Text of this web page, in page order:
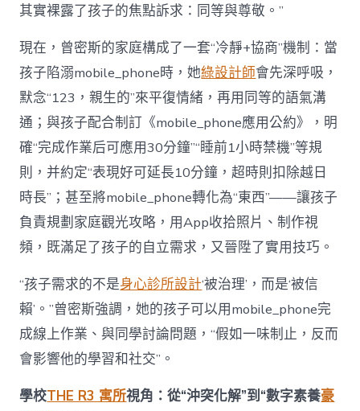
其實裸露了孩子的焦點訴求：同等與尊敬。”
現在，曾密斯的家庭構成了一套“冷靜+協商”機制：當
孩子陷溺mobile_phone時，她綠設計師會先深呼吸，
默念“123，親生的”來平復情緒，再用同等的語氣溝
通；與孩子配合制訂《mobile_phone應用公約》，明
確“完成作業后可應用30分鐘”“睡前1小時禁機”等規
則，并約定“表現好可延長10分鐘，超時則扣除越日
時長”；甚至將mobile_phone轉化為“東西”——讓孩子
負責規劃家庭觀光攻略，用App收拾照片、制作視
頻，既滿足了孩子的自立需求，又晉陞了實用技巧。
“孩子需求的不是身心診所設計‘被治理’，而是‘被信
賴’。”曾密斯強調，她的孩子可以用mobile_phone完
成線上作業、與同學討論問題，“假如一味制止，反而
會影響他的學習和社交”。
學校THE R3 寓所視角：從“沖突化解”到“數字素養豪